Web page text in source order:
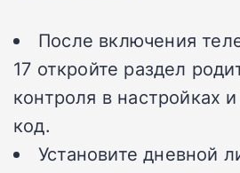
После включения
17 откройте раздел
контроля в настройках
код.
Установите дневной